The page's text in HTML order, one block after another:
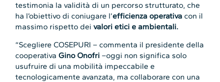
testimonia la validità di un percorso strutturato, che
ha l’obiettivo di coniugare l’efficienza operativa con il
massimo rispetto deivalori etici e ambientali.
“Scegliere COSEPURI – commenta il presidente della
cooperativaGino Onofri –oggi non significa solo
usufruire di una mobilità impeccabile e
tecnologicamente avanzata, ma collaborare con una